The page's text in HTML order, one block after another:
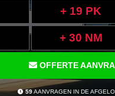
+ 19 PK
+ 30 NM
OFFERTE
59AANVRAGEN IN DE